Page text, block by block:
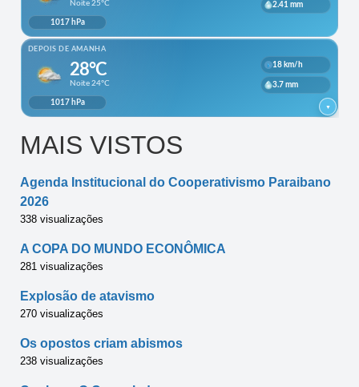
MAIS VISTOS
Agenda Institucional do Cooperativismo Paraibano
2026
338 visualizações
A COPA DO MUNDO ECONÔMICA
281 visualizações
Explosão de atavismo
270 visualizações
Os opostos criam abismos
238 visualizações